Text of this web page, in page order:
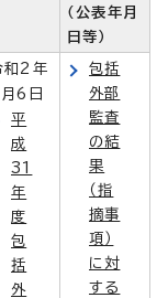
（公表年月
日等）
和2年
6日
平
成
31
年
度
包
括
外
包括
外部
監査
の結
果
（指
摘事
項）
に対
する